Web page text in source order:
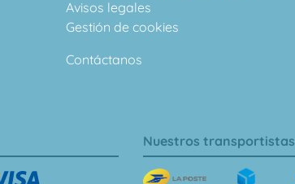
Avisos legales
Gestión de cookies
Contáctanos
Nuestros transportistas